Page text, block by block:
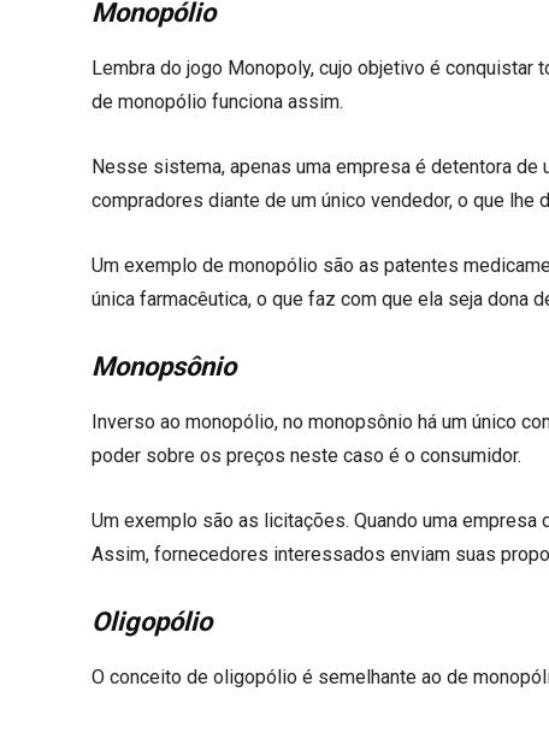
Monopólio
Lembra do jogo Monopoly, cujo objetivo é
de monopólio funciona assim.
Nesse sistema, apenas uma empresa é detentora de
compradores diante de um único vendedor, o que lhe
Um exemplo de monopólio são as patentes
única farmacêutica, o que faz com que ela seja dona
Monopsônio
Inverso ao monopólio, no monopsônio há um único
poder sobre os preços neste caso é o consumidor.
Um exemplo são as licitações. Quando uma empresa
Assim, fornecedores interessados enviam suas
Oligopólio
O conceito de oligopólio é semelhante ao de